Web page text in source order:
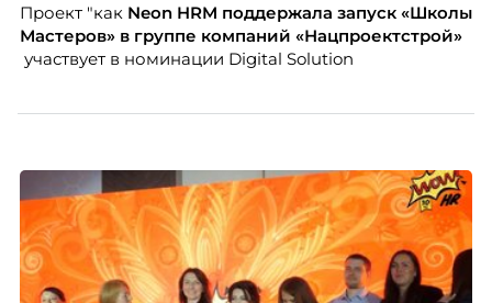
Проект "как Neon HRM поддержала запуск «Школы
Мастеров» в группе компаний «Нацпроектстрой»
участвует в номинации Digital Solution